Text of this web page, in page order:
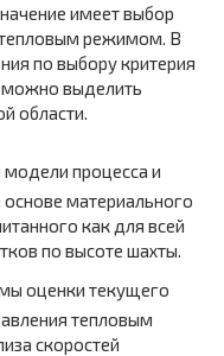
имеет выбор
тепловым режимом. В
по выбору критерия
можно выделить
области.
процесса и
материального
как для всей
по высоте шахты.
оценки текущего
тепловым
скоростей